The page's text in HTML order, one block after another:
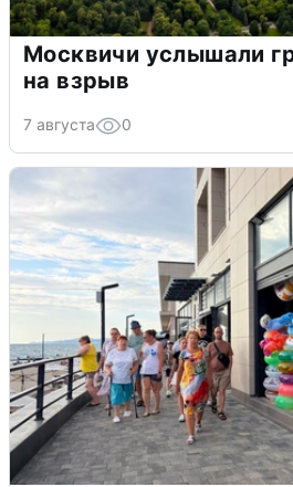
Москвичи услышали
на взрыв
7 августа 0